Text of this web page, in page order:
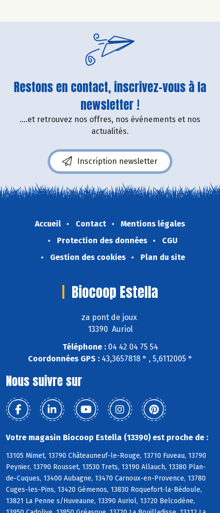
Restons en contact, inscrivez-vous à la
newsletter !
....et retrouvez nos offres, nos événements et nos
actualités.
Inscription newsletter
Accueil Contact
Mentions légales
Protection des données
CGU
Gestion des cookies
Plan du site
Biocoop Estella
za pont de joux
13390 Auriol
Téléphone :04 42 04 75 54
Coordonnées GPS :43,3657818 ° , 5,6112005 °
Nous suivre sur
Votre magasin Biocoop Estella (13390) est proche de :
13105 Mimet, 13790 Châteauneuf-le-Rouge, 13710 Fuveau, 13790
Peynier, 13790 Rousset, 13530 Trets, 13190 Allauch, 13380 Plan-
de-Cuques, 13400 Aubagne, 13470 Carnoux-en-Provence, 13780
Cuges-les-Pins, 13420 Gémenos, 13830 Roquefort-la-Bédoule,
13821 La Penne s/Huveaune, 13390 Auriol, 13720 Belcodène,